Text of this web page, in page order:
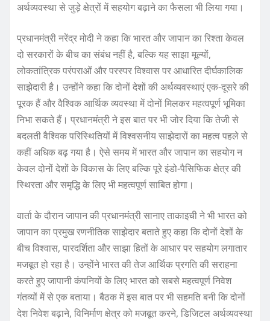
अर्थव्यवस्था से जुड़े क्षेत्रों में सहयोग बढ़ाने का फैसला भी लिया गया।
प्रधानमंत्री नरेंद्र मोदी ने कहा कि भारत और जापान का रिश्ता केवल
दो सरकारों के बीच का संबंध नहीं है, बल्कि यह साझा मूल्यों,
लोकतांत्रिक परंपराओं और परस्पर विश्वास पर आधारित दीर्घकालिक
साझेदारी है। उन्होंने कहा कि दोनों देशों की अर्थव्यवस्थाएं एक-दूसरे की
पूरक हैं और वैश्विक आर्थिक व्यवस्था में दोनों मिलकर महत्वपूर्ण भूमिका
निभा सकते हैं। प्रधानमंत्री ने इस बात पर भी जोर दिया कि तेजी से
बदलती वैश्विक परिस्थितियों में विश्वसनीय साझेदारों का महत्व पहले से
कहीं अधिक बढ़ गया है। ऐसे समय में भारत और जापान का सहयोग न
केवल दोनों देशों के विकास के लिए बल्कि पूरे इंडो-पैसिफिक क्षेत्र की
स्थिरता और समृद्धि के लिए भी महत्वपूर्ण साबित होगा।
वार्ता के दौरान जापान की प्रधानमंत्री सानाए ताकाइची ने भी भारत को
जापान का प्रमुख रणनीतिक साझेदार बताते हुए कहा कि दोनों देशों के
बीच विश्वास, पारदर्शिता और साझा हितों के आधार पर सहयोग लगातार
मजबूत हो रहा है। उन्होंने भारत की तेज आर्थिक प्रगति की सराहना
करते हुए जापानी कंपनियों के लिए भारत को सबसे महत्वपूर्ण निवेश
गंतव्यों में से एक बताया। बैठक में इस बात पर भी सहमति बनी कि दोनों
देश निवेश बढ़ाने, विनिर्माण क्षेत्र को मजबूत करने, डिजिटल अर्थव्यवस्था